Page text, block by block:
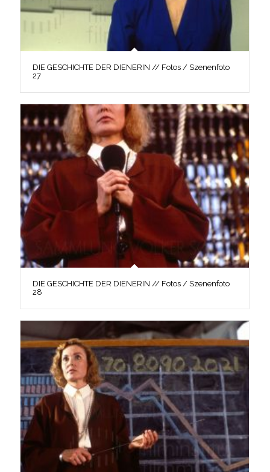
DIE GESCHICHTE DER DIENERIN // Fotos / Szenenfoto
27
DIE GESCHICHTE DER DIENERIN // Fotos / Szenenfoto
28